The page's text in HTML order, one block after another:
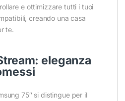
e ottimizzare tutti i tuoi
creando una casa
te.
eleganza
75″ si distingue per il